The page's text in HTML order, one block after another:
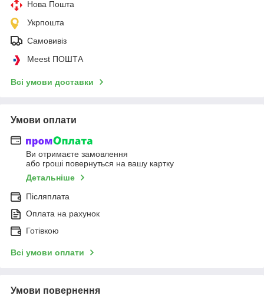
Нова Пошта
Укрпошта
Самовивіз
Meest ПОШТА
Всі умови доставки
Умови оплати
Ви отримаєте замовлення
або гроші повернуться на вашу картку
Детальніше
Післяплата
Оплата на рахунок
Готівкою
Всі умови оплати
Умови повернення